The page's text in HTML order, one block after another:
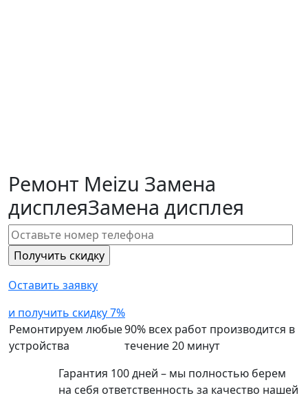
Ремонт Meizu Замена
дисплеяЗамена дисплея
Оставить заявку
и получить скидку 7%
Ремонтируем любые
устройства
90% всех работ производится в
течение 20 минут
Гарантия 100 дней – мы полностью берем
на себя ответственность за качество нашей